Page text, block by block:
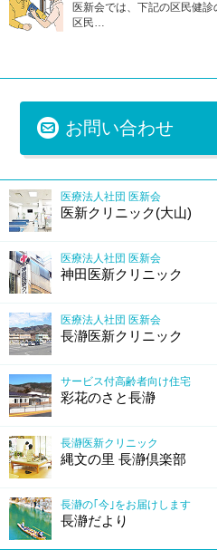
医新会では、下記の区民健
区民…
お問い合わせ
医療法人社団 医新会
医新クリニック(大山)
医療法人社団 医新会
神田医新クリニック
医療法人社団 医新会
長瀞医新クリニック
サービス付高齢者向け住宅
彩花のさと長瀞
長瀞医新クリニック
縄文の里 長瀞倶楽部
長瀞の｢今｣をお届けします
長瀞だより